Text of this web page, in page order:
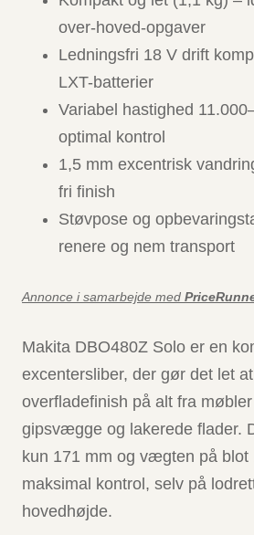
over-hoved-opgaver
Ledningsfri 18 V drift
LXT-batterier
Variabel hastighed
optimal kontrol
1,5 mm excentrisk
fri finish
Støvpose og
renere og nem transport
Annonce i samarbejde med
Makita DBO480Z Solo er en
excentersliber, der gør det let
overfladefinish på alt fra
gipsvægge og lakerede flader.
kun 171 mm og vægten på blot
maksimal kontrol, selv på
hovedhøjde.